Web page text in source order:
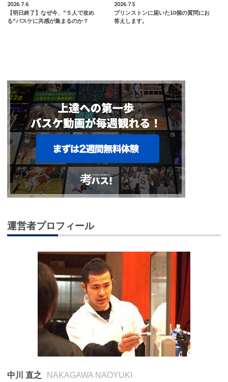
2026.7.6
【明日終了】なぜ今、”５人で攻め
る”バスケに共感が集まるのか？
2026.7.5
プリンストンに届いた10個の質問にお
答えします。
運営者プロフィール
中川 直之 NAKAGAWA NAOYUKI